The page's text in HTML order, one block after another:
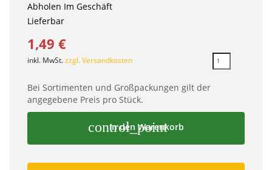
Abholen Im Geschäft
Lieferbar
1,49 €
inkl. MwSt.zzgl. Versandkosten
Bei Sortimenten und Großpackungen gilt der
angegebene Preis pro Stück.
control_point
In den Warenkorb